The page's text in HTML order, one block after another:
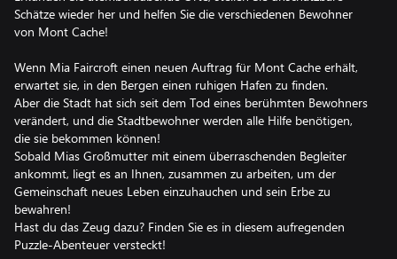
Schätze wieder her und helfen Sie die verschiedenen Bewohner
von Mont Cache!
Wenn Mia Faircroft einen neuen Auftrag für Mont Cache erhält,
erwartet sie, in den Bergen einen ruhigen Hafen zu finden.
Aber die Stadt hat sich seit dem Tod eines berühmten Bewohners
verändert, und die Stadtbewohner werden alle Hilfe benötigen,
die sie bekommen können!
Sobald Mias Großmutter mit einem überraschenden Begleiter
ankommt, liegt es an Ihnen, zusammen zu arbeiten, um der
Gemeinschaft neues Leben einzuhauchen und sein Erbe zu
bewahren!
Hast du das Zeug dazu? Finden Sie es in diesem aufregenden
Puzzle-Abenteuer versteckt!